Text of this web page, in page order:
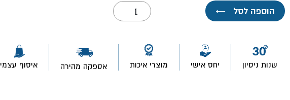
הוספה לסל ←
כמות
של
סכין
סופט
מ"מ-
שנות ניסיון יחס אישי מוצרי איכות אספקה מהירה איסוף עצמי